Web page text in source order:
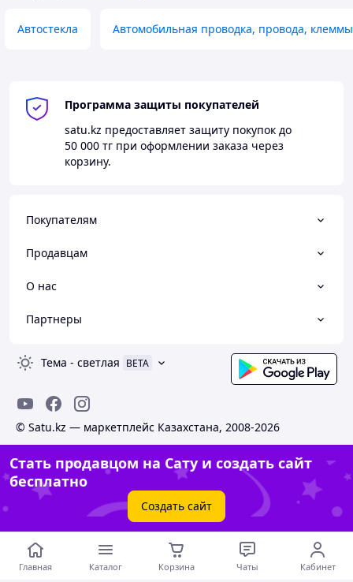
Автостекла Автомобильная проводка, провода,
Программа защиты покупателей
satu.kz предоставляет защиту покупок до
50 000 тг при оформлении заказа через
корзину.
Покупателям
Продавцам
О нас
Партнеры
Тема - светлая BETA
© Satu.kz — маркетплейс Казахстана, 2008-2026
Стать продавцом на Сату и создать сайт
бесплатно
Создать сайт
Главная Каталог Корзина Чаты Кабинет